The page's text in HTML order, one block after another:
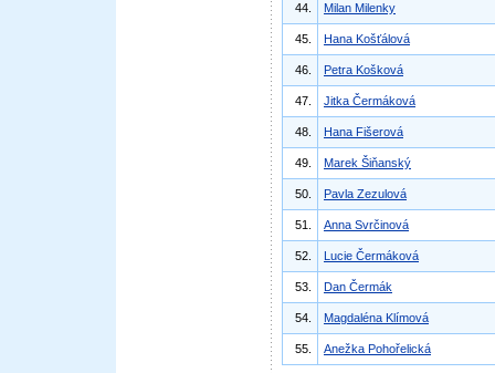
44. Milan Milenky
45. Hana Košťálová
46. Petra Košková
47. Jitka Čermáková
48. Hana Fišerová
49. Marek Šiňanský
50. Pavla Zezulová
51. Anna Svrčinová
52. Lucie Čermáková
53. Dan Čermák
54. Magdaléna Klímová
55. Anežka Pohořelická